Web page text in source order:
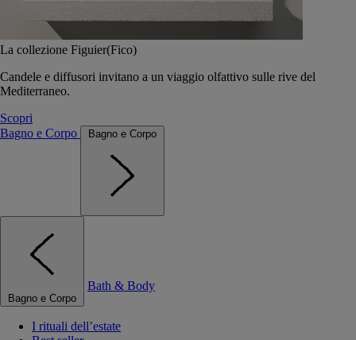
La collezione Figuier(Fico)
Candele e diffusori invitano a un viaggio olfattivo sulle rive del
Mediterraneo.
Scopri
Bagno e Corpo
Bagno e Corpo
Bagno e Corpo
Bath & Body
I rituali dell’estate